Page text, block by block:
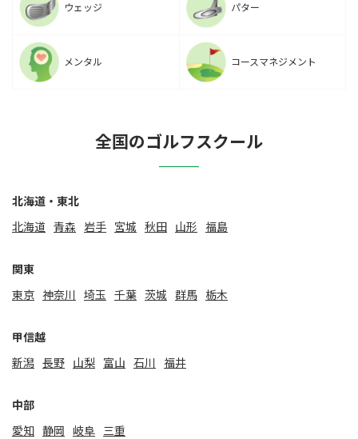
ウェッジ パター
メンタル コースマネジメント
全国のゴルフスクール
北海道・東北
北海道 ⻘森 岩手 宮城 秋田 山形 福島
関東
東京 神奈川 埼玉 千葉 茨城 群馬 栃木
甲信越
新潟 ⻑野 山梨 富山 石川 福井
中部
愛知 静岡 岐阜 三重